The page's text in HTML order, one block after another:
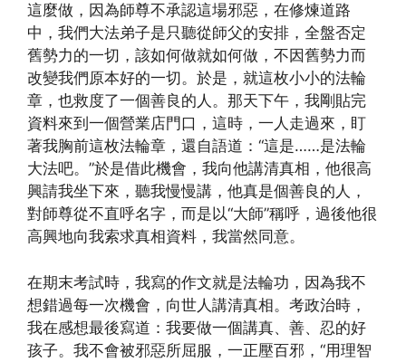
這麼做，因為師尊不承認這場邪惡，在修煉道路
中，我們大法弟子是只聽從師父的安排，全盤否定
舊勢力的一切，該如何做就如何做，不因舊勢力而
改變我們原本好的一切。於是，就這枚小小的法輪
章，也救度了一個善良的人。那天下午，我剛貼完
資料來到一個營業店門口，這時，一人走過來，盯
著我胸前這枚法輪章，還自語道：“這是……是法輪
大法吧。”於是借此機會，我向他講清真相，他很高
興請我坐下來，聽我慢慢講，他真是個善良的人，
對師尊從不直呼名字，而是以“大師”稱呼，過後他很
高興地向我索求真相資料，我當然同意。
在期末考試時，我寫的作文就是法輪功，因為我不
想錯過每一次機會，向世人講清真相。考政治時，
我在感想最後寫道：我要做一個講真、善、忍的好
孩子。我不會被邪惡所屈服，一正壓百邪，“用理智